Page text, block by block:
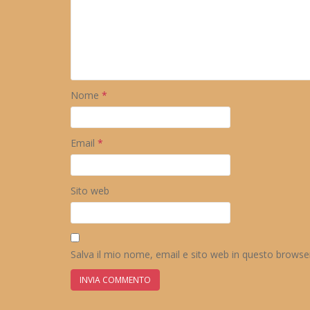
Nome *
Email *
Sito web
Salva il mio nome, email e sito web in questo